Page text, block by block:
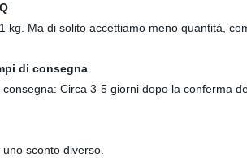
kg. Ma di solito accettiamo meno quantità,
di consegna
Circa 3-5 giorni dopo la conferma
sconto diverso.